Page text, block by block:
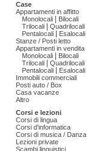
Case
Appartamenti in affitto
Monolocali
Bilocali
Trilocali
Quadrilocali
Pentalocali
Esalocali
Stanze / Posti letto
Appartamenti in vendita
Monolocali
Bilocali
Trilocali
Quadrilocali
Pentalocali
Esalocali
Immobili commerciali
Posti auto / Box
Casa vacanze
Altro
Corsi e lezioni
Corsi di lingua
Corsi d'informatica
Corsi di musica /
Lezioni private
Scambi linguistici